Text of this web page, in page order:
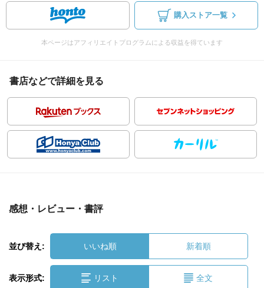
購入ストア一覧
本ページはアフィリエイトプログラムによる収益を得ています
書店などで詳細を見る
感想・レビュー・書評
並び替え: いいね順 新着順
表示形式: リスト 全文